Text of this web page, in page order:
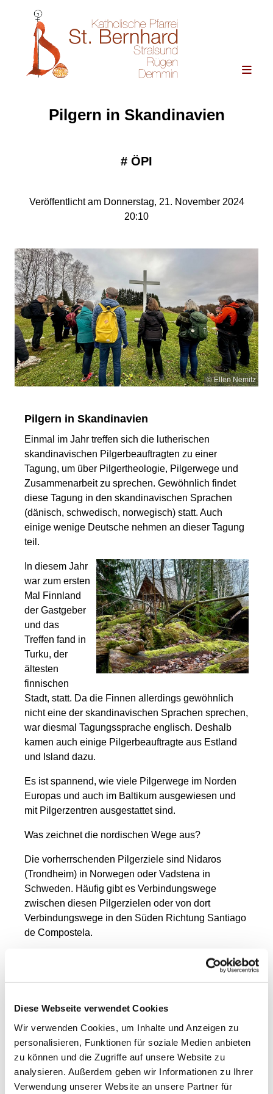
Diese Webseite verwendet Cookies
Wir verwenden Cookies, um Inhalte und Anzeigen zu
personalisieren, Funktionen für soziale Medien anbieten
zu können und die Zugriffe auf unsere Website zu
analysieren. Außerdem geben wir Informationen zu Ihrer
Verwendung unserer Website an unsere Partner für
Pilgern in Skandinavien
# ÖPI
Veröffentlicht am Donnerstag, 21. November 2024
20:10
© Ellen Nemitz
Pilgern in Skandinavien
Einmal im Jahr treffen sich die lutherischen
skandinavischen Pilgerbeauftragten zu einer
Tagung, um über Pilgertheologie, Pilgerwege und
Zusammenarbeit zu sprechen. Gewöhnlich findet
diese Tagung in den skandinavischen Sprachen
(dänisch, schwedisch, norwegisch) statt. Auch
einige wenige Deutsche nehmen an dieser Tagung
teil.
In diesem Jahr
war zum ersten
Mal Finnland
der Gastgeber
und das
Treffen fand in
Turku, der
ältesten
finnischen
Stadt, statt. Da die Finnen allerdings gewöhnlich
nicht eine der skandinavischen Sprachen sprechen,
war diesmal Tagungssprache englisch. Deshalb
kamen auch einige Pilgerbeauftragte aus Estland
und Island dazu.
Es ist spannend, wie viele Pilgerwege im Norden
Europas und auch im Baltikum ausgewiesen und
mit Pilgerzentren ausgestattet sind.
Was zeichnet die nordischen Wege aus?
Die vorherrschenden Pilgerziele sind Nidaros
(Trondheim) in Norwegen oder Vadstena in
Schweden. Häufig gibt es Verbindungswege
zwischen diesen Pilgerzielen oder von dort
Verbindungswege in den Süden Richtung Santiago
de Compostela.
Die Pilgersaison ist wegen des manchmal rauen
Wetters etwas kürzer als im Süden Europas.
entspannt den Tag, weil man eigentlich immer im
Hellen ankommt.
Die Geschichte Skandinaviens ist geprägt von den
hanseatischen Verbindungen des Ostseeraumes.
Die Wege sind weit weniger begangen und es gibt